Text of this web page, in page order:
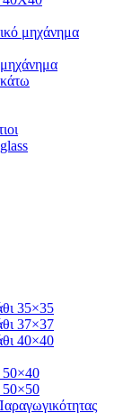
μηχάνημα
35×35
37×37
40×40
50×40
50×50